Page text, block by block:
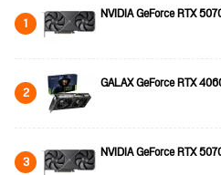
1 NVIDIA GeForce RTX
2 GALAX GeForce RTX
3 NVIDIA GeForce RTX